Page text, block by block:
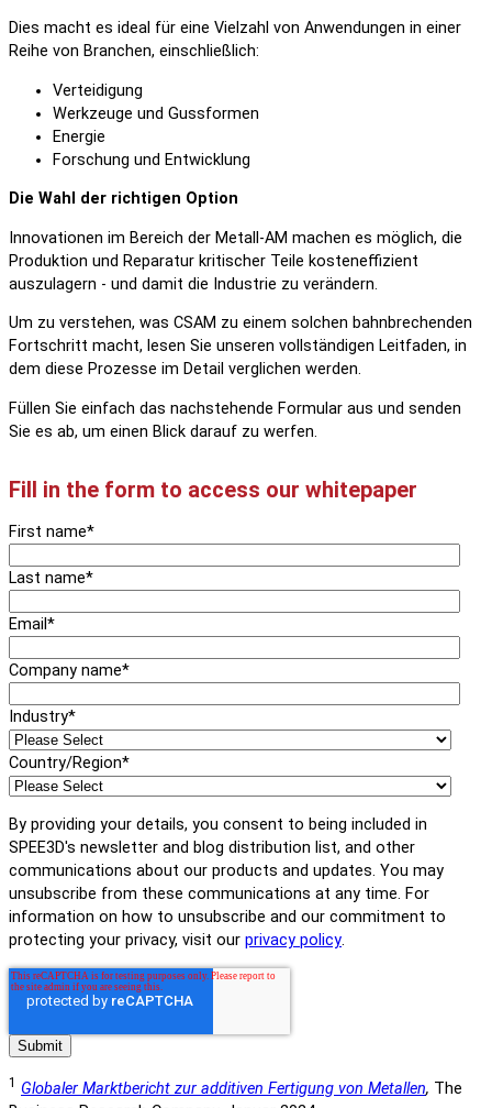
Dies macht es ideal für eine Vielzahl von Anwendungen in einer
Reihe von Branchen, einschließlich:
Verteidigung
Werkzeuge und Gussformen
Energie
Forschung und Entwicklung
Die Wahl der richtigen Option
Innovationen im Bereich der Metall-AM machen es möglich, die
Produktion und Reparatur kritischer Teile kosteneffizient
auszulagern - und damit die Industrie zu verändern.
Um zu verstehen, was CSAM zu einem solchen bahnbrechenden
Fortschritt macht, lesen Sie unseren vollständigen Leitfaden, in
dem diese Prozesse im Detail verglichen werden.
Füllen Sie einfach das nachstehende Formular aus und senden
Sie es ab, um einen Blick darauf zu werfen.
Fill in the form to access our whitepaper
First name*
Last name*
Email *
Company name*
Industry*
Country/Region*
By providing your details, you consent to being included in
SPEE3D's newsletter and blog distribution list, and other
communications about our products and updates. You may
unsubscribe from these communications at any time. For
information on how to unsubscribe and our commitment to
protecting your privacy, visit our privacy policy.
1 Globaler Marktbericht zur additiven Fertigung von Metallen, The